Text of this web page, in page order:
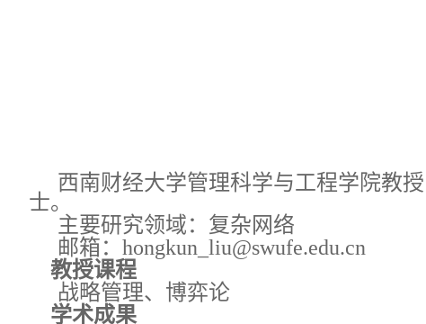
西南财经大学管理科学与工程学院教
士。
主要研究领域：复杂网络
邮箱：hongkun_liu@swufe.edu.cn
教授课程
战略管理、博弈论
学术成果